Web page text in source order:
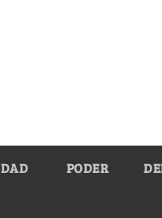
PODER